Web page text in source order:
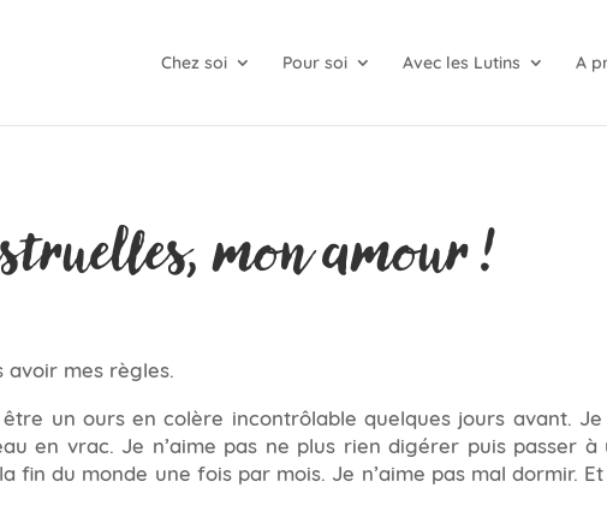
Chez soi Pour soi Avec les Lutins A
mon amour !
avoir mes règles.
un ours en colère incontrôlable quelques jours avant.
en vrac. Je n’aime pas ne plus rien digérer puis passer
fin du monde une fois par mois. Je n’aime pas mal dormir.